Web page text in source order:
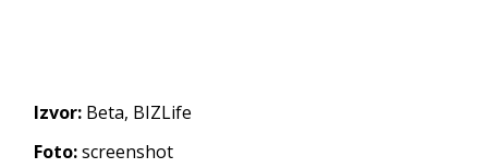
Izvor: Beta, BIZLife
Foto:screenshot